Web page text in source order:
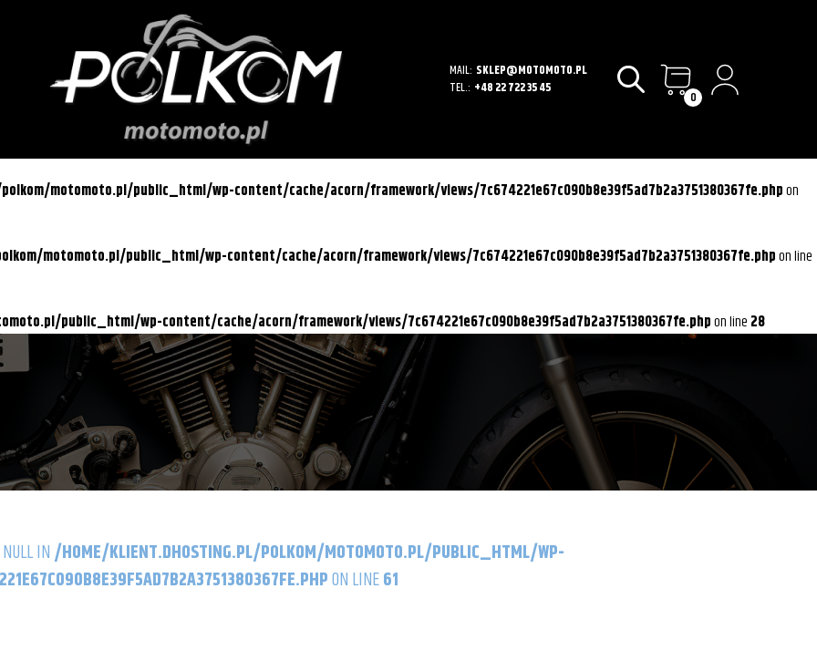
MAIL: SKLEP@MOTOMOTO.PL
TEL.: +48 22 722 35 45 0
motomoto.pl/public_html/wp-content/cache/acorn/framework/views/7c674221e67c090b8e39f5ad7b2a3751380367fe.phpon
motomoto.pl/public_html/wp-content/cache/acorn/framework/views/7c674221e67c090b8e39f5ad7b2a3751380367fe.phpon line
public_html/wp-content/cache/acorn/framework/views/7c674221e67c090b8e39f5ad7b2a3751380367fe.phpon line 28
IN/HOME/KLIENT.DHOSTING.PL/POLKOM/MOTOMOTO.PL/PUBLIC_HTML/WP-
ON LINE61